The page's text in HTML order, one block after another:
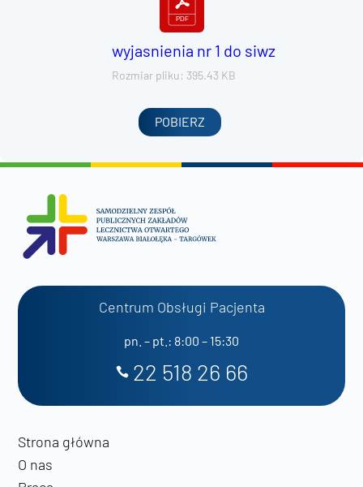
wyjasnienia nr 1 do siwz
Rozmiar pliku: 395.43 KB
POBIERZ
Centrum Obsługi Pacjenta
pn. – pt.: 8:00 – 15:30
22 518 26 66
Strona główna
O nas